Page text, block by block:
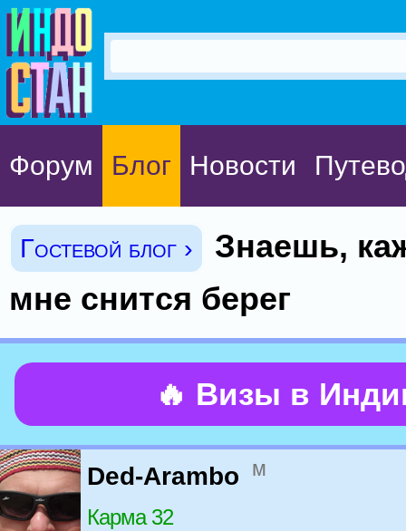
Форум Блог Новости
Гостевой блог ›
Знаешь,
мне снится берег
🔥 Визы в
Ded-Arambo м
Карма 32